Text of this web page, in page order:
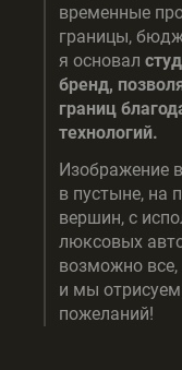
временные
границы,
я основал
бренд,
границ
технологий.
Изображение
в пустыне, на
вершин, с
люксовых
возможно
и мы отрисуем
пожеланий!